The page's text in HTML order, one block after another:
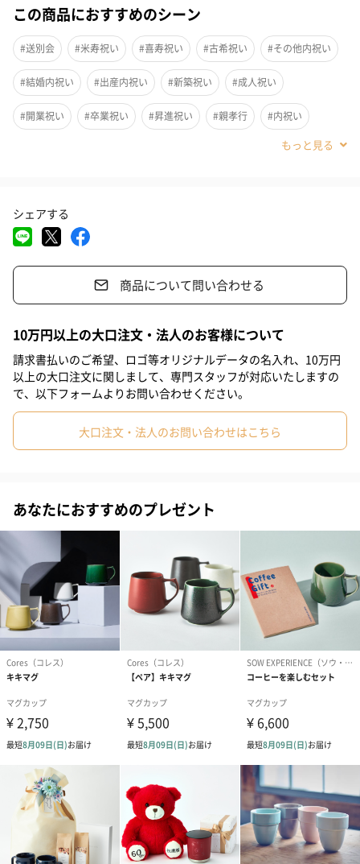
※包装紙は有料オプションです。（段ボールデザインは変更にな
る可能性がございます）
スマイリングティー（巾着入り）
ムレスナティーハウスのこだわりブレンドティー
自然のままの香料をつかった体にやさしい2つのテイスト。
ひとつひとつにしっかりとした主張がありフルーティな香りとコ
クのあるテイストをお楽しみいただけます。
ムレスナティーのフレーバー
ムレスナティーのフレーバーは、スリランカのヌワラエリヤ地方
で採れる良質な茶葉（*Ｆ.Ｂ.Ｏ.Ｐ）に、スイスの有名香料メーカ
フレーバーを浸透させた、自然の旨みを味わえるクオリティーの
高い紅茶です。
*Ｆ.Ｂ.Ｏ.Ｐ（Flowery.Broken.Orange.Pekoe.）茶葉の等級
2種類のフレーバーからお選びいただけます
【セレクトアールグレイ】
ベルガモットで香りづけした伝統的なアールグレイ。
ストレートだけでなくミルクやアイスにも合うオールマイティー
な紅茶です。
【フルーツバスケット】
マンゴー、リンゴ、アプリコットなどのフルーツにメープルを合
わせた華やかな香り。
テーブルの上にお花を添えて優雅な気分でお茶の時間を楽しんで
みてはいかがですか。
おいしい紅茶のつくり方
この商品におすすめのシーン
#送別会 #米寿祝い #喜寿祝い #古希祝い #その他内祝い
#結婚内祝い #出産内祝い #新築祝い #成人祝い
#開業祝い #卒業祝い #昇進祝い #親孝行 #内祝い
#敬老の日
#父の日 #母の日
#親戚男性 #取引先女性 #取引先男性
#兄 #女子大学生 #彼女 #同僚男性 #同僚女性
#上司男性 #上司女性 #祖父 #祖母 #母親 #父親
#10代 #20代前半 #20代後半 #30代 #40代 #50代
シェアする
商品について問い合わせる
10万円以上の大口注文・法人のお客様について
請求書払いのご希望、ロゴ等オリジナルデータの名入れ、10万円
以上の大口注文に関しまして、専門スタッフが対応いたしますの
で、以下フォームよりお問い合わせください。
大口注文・法人のお問い合わせはこちら
あなたにおすすめのプレゼント